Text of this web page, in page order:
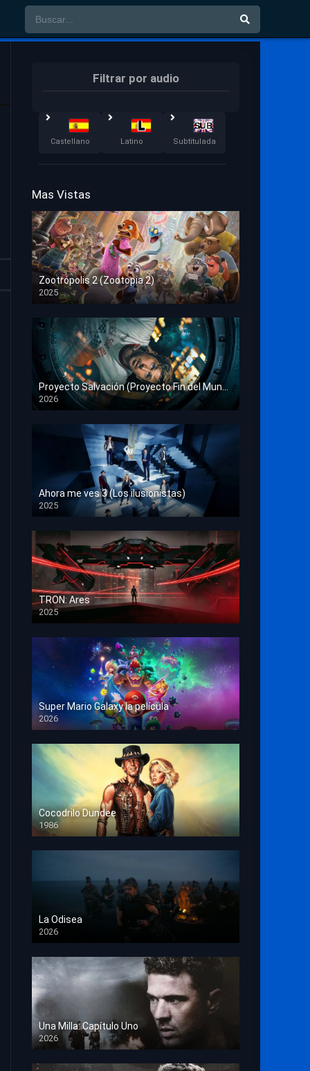
Filtrar por audio
Castellano Latino Subtitulada
Mas Vistas
Zootrópolis 2 (Zootopia 2)
2025
HD 1080p
Proyecto Salvación (Proyecto Fin del Mundo)
2026
HD 1080p
Ahora me ves 3 (Los ilusionistas)
2025
HD 1080p
TRON: Ares
2025
HD 1080p
Super Mario Galaxy la película
2026
HD 1080p
Cocodrilo Dundee
1986
HD 1080p
La Odisea
2026
TS Screener
Una Milla: Capítulo Uno
2026
HD 1080p